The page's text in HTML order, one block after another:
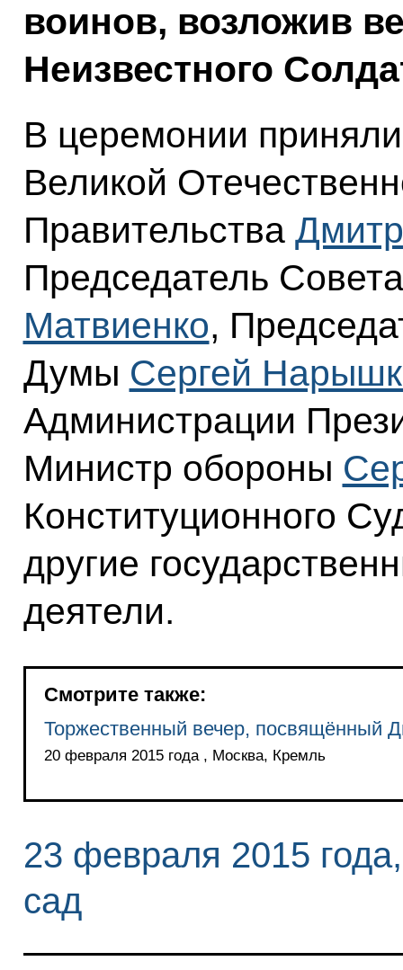
воинов, возложив
Неизвестного
В церемонии
Великой
Правительства
Председатель
Матвиенко,
Думы Сергей
Администрации
Министр обороны
Конституционного
другие
деятели.
Смотрите также:
Торжественный вечер, посвящённый
20 февраля 2015 года , Москва, Кремль
23 февраля 2015
сад